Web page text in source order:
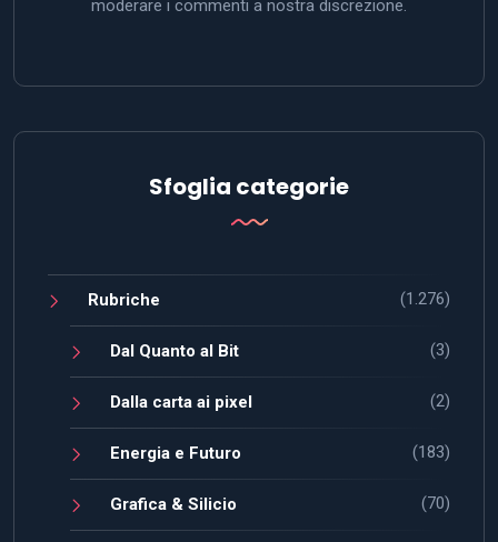
moderare i commenti a nostra discrezione.
Sfoglia categorie
Rubriche (1.276)
Dal Quanto al Bit (3)
Dalla carta ai pixel (2)
Energia e Futuro (183)
Grafica & Silicio (70)